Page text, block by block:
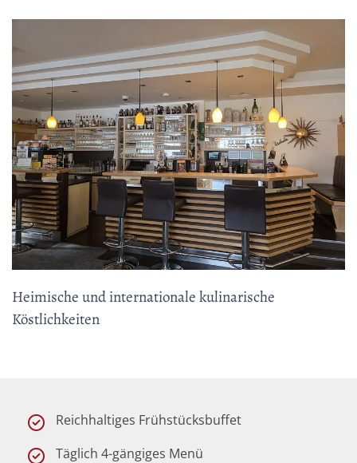
Heimische und internationale kulinarische
Köstlichkeiten
Reichhaltiges Frühstücksbuffet
Täglich 4-gängiges Menü